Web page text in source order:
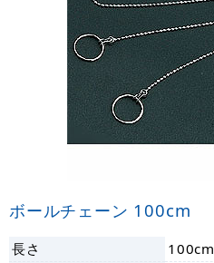
ボールチェーン 100cm
長さ
100cm